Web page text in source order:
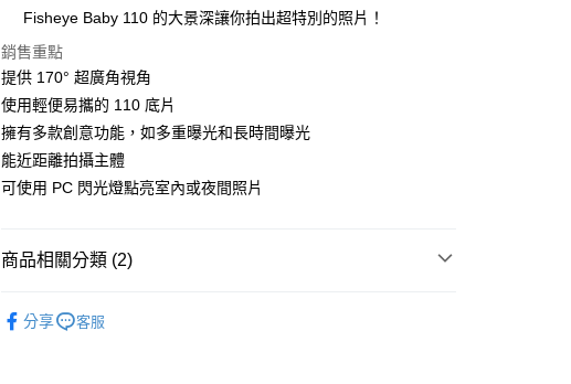
付款後7-11取貨
每筆NT$80，滿NT$1,000(含以上)免運費
黑貓宅急便
每筆NT$120，滿NT$1,000(含以上)免運費
黑貓宅配(離島)
每筆NT$250，滿NT$2,000(含以上)免運費
每筆NT$120，滿NT$1,000(含以上)免運費
Fisheye Baby 110 的大景深讓你拍出超特別的照片！
銷售重點
提供 170° 超廣角視角
使用輕便易攜的 110 底片
擁有多款創意功能，如多重曝光和長時間曝光
能近距離拍攝主體
可使用 PC 閃光燈點亮室內或夜間照片
商品相關分類 (2)
分享 客服